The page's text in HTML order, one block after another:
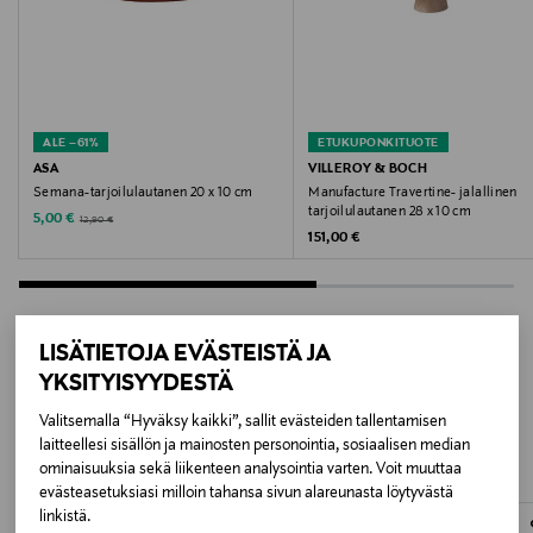
LISÄTIETOJA EVÄSTEISTÄ JA
YKSITYISYYDESTÄ
Valitsemalla “Hyväksy kaikki”, sallit evästeiden tallentamisen
laitteellesi sisällön ja mainosten personointia, sosiaalisen median
ominaisuuksia sekä liikenteen analysointia varten. Voit muuttaa
evästeasetuksiasi milloin tahansa sivun alareunasta löytyvästä
linkistä.
Koko
28,5 x 16 cm
27200502
Valmistaja
ASA Selection GmbH
Valmistajan osoite
Rudolf-Diesel-Straße 3, 56203 Höhr-Grenzhausen,
Germany
ALE –61%
ASA
Semana-tarjoilulautanen 20 x 10 cm
Discounted Price
5,00 € Original Price
12,90 €
ETUKUPONKITUOTE
VILLEROY & BOCH
Manufacture Travertine- jalallinen
tarjoilulautanen 28 x 10 cm
Original Price
151,00 €
LISÄÄ KIINNOSTAVIA
TUOTTEITA